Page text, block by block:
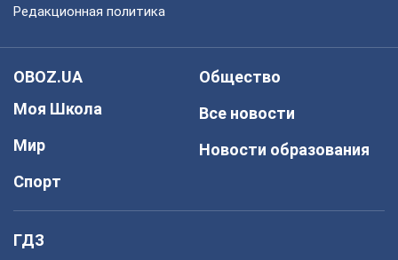
Редакционная политика
OBOZ.UA
Моя Школа
Мир
Спорт
Общество
Все новости
Новости образования
ГДЗ